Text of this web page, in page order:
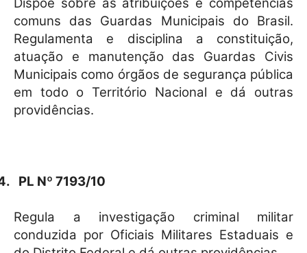
comuns das Guardas Municipais do Brasil.
Regulamenta e disciplina a constituição,
atuação e manutenção das Guardas Civis
Municipais como órgãos de segurança pública
em todo o Território Nacional e dá outras
providências.
PL Nº 7193/10
Regula a investigação criminal militar
conduzida por Oficiais Militares Estaduais e